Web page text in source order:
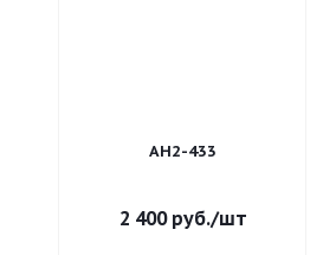
АН2-433
2 400руб./шт